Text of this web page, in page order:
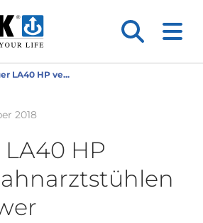
LA40 HP ve...
2018
HP